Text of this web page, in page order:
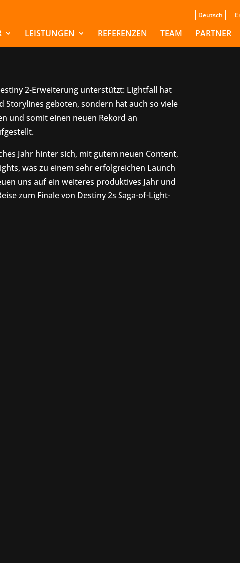
Deutsch
LEISTUNGEN REFERENZEN TEAM PARTNER
bricht
2-Erweiterung unterstützt: Lightfall hat
Storylines geboten, sondern hat auch so viele
und somit einen neuen Rekord an
Jahr hinter sich, mit gutem neuen Content,
was zu einem sehr erfolgreichen Launch
uns auf ein weiteres produktives Jahr und
zum Finale von Destiny 2s Saga-of-Light-